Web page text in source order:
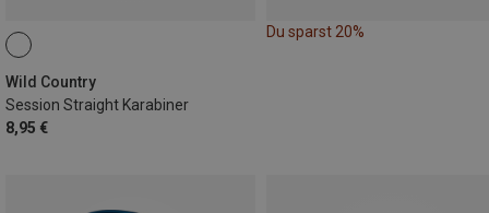
Wild Country
Session Straight Karabiner
8,95 €
Du sparst 20%